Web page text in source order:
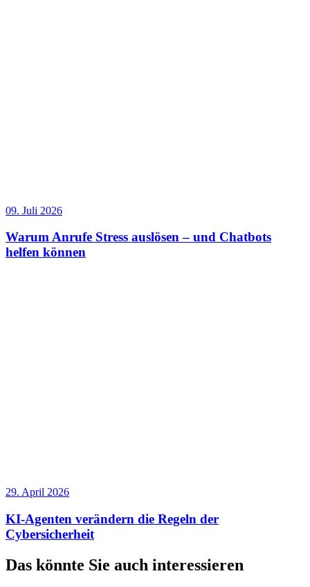
09. Juli 2026
Warum Anrufe Stress auslösen – und Chatbots
helfen können
29. April 2026
KI-Agenten verändern die Regeln der
Cybersicherheit
Das könnte Sie auch interessieren